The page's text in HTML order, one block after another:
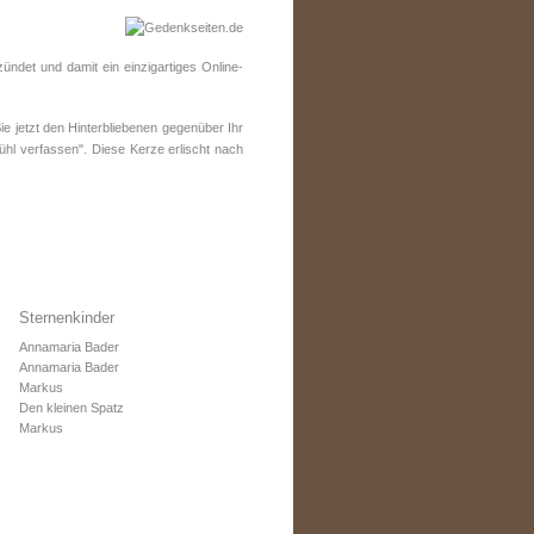
und damit ein einzigartiges Online-
jetzt den Hinterbliebenen gegenüber Ihr
verfassen". Diese Kerze erlischt nach
Sternenkinder
Annamaria Bader
Annamaria Bader
Markus
Den kleinen Spatz
Markus